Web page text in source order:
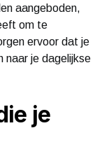
aangeboden,
om te
ervoor dat je
naar je dagelijkse
je